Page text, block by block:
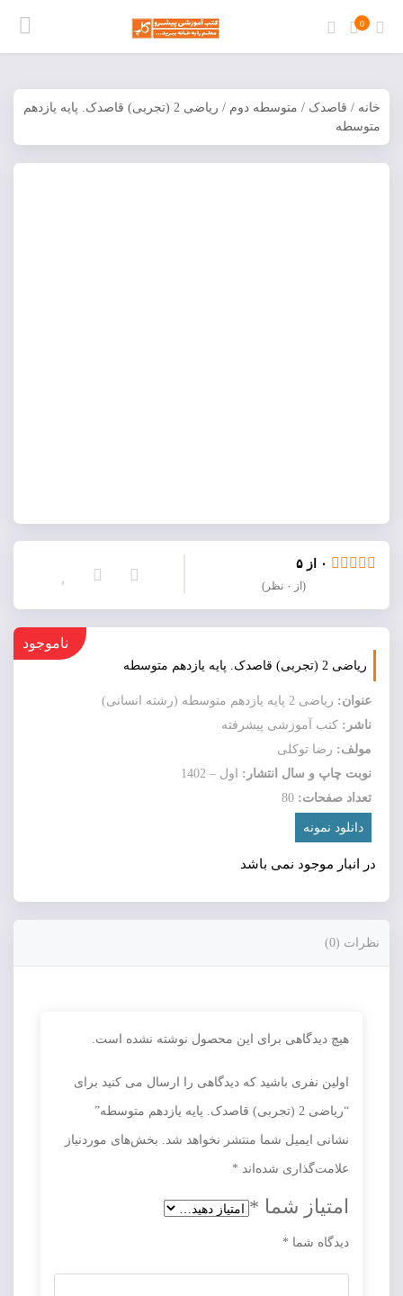
0
خانه / قاصدک / متوسطه دوم
/ ریاضی 2 (تجربی) قاصدک. پایه يازدهم
متوسطه
(از ۰ نظر)
ریاضی 2 (تجربی) قاصدک. پایه يازدهم متوسطه
ناموجود
عنوان: ریاضی 2 پایه يازدهم متوسطه (رشته انسانی)
ناشر: کتب آموزشی پیشرفته
مولف: رضا توکلی
نوبت چاپ و سال انتشار: اول – 1402
تعداد صفحات:
دانلود نمونه
در انبار موجود نمی باشد
نظرات (0)
هیچ دیدگاهی برای این محصول نوشته نشده است.
اولین نفری باشید که دیدگاهی را ارسال می کنید برای
“ریاضی 2 (تجربی) قاصدک. پایه يازدهم متوسطه”
نشانی ایمیل شما منتشر نخواهد شد. بخش‌های موردنیاز
علامت‌گذاری شده‌اند *
امتیاز شما *
دیدگاه شما *